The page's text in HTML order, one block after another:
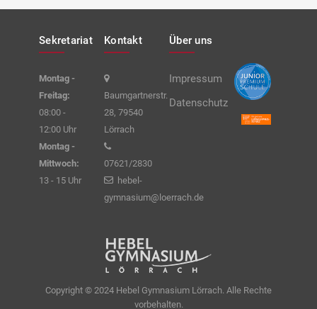
Sekretariat
Montag -
Freitag:
08:00 -
12:00 Uhr
Montag -
Mittwoch:
13 - 15 Uhr
Kontakt
Baumgartnerstr.
28, 79540
Lörrach
07621/2830
hebel-
gymnasium@loerrach.de
Über uns
Impressum
Datenschutz
Copyright © 2024 Hebel Gymnasium Lörrach. Alle Rechte
vorbehalten.